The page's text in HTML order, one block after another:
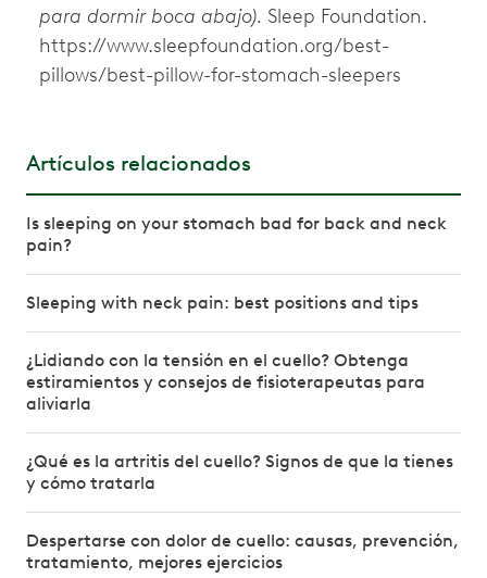
para dormir boca abajo). Sleep Foundation.
https://www.sleepfoundation.org/best-
pillows/best-pillow-for-stomach-sleepers
Artículos relacionados
Is sleeping on your stomach bad for back and neck
pain?
Sleeping with neck pain: best positions and tips
¿Lidiando con la tensión en el cuello? Obtenga
estiramientos y consejos de fisioterapeutas para
aliviarla
¿Qué es la artritis del cuello? Signos de que la tienes
y cómo tratarla
Despertarse con dolor de cuello: causas, prevención,
tratamiento, mejores ejercicios